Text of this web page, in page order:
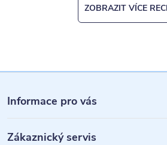
ZOBRAZIT VÍCE
á
p
Informace pro vás
Zákaznický servis